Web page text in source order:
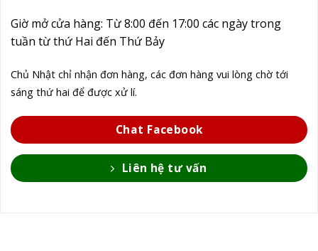
Giờ mở cửa hàng: Từ 8:00 đến 17:00 các ngày trong
tuần từ thứ Hai đến Thứ Bảy
Chủ Nhật chỉ nhận đơn hàng, các đơn hàng vui lòng chờ tới
sáng thứ hai để được xử lí.
Chat Facebook
Liên hệ tư vấn